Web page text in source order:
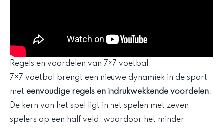
Regels en voordelen van 7×7 voetbal
7×7 voetbal brengt een nieuwe dynamiek in de sport
met eenvoudige regels en indrukwekkende voordelen.
De kern van het spel ligt in het spelen met zeven
spelers op een half veld, waardoor het minder